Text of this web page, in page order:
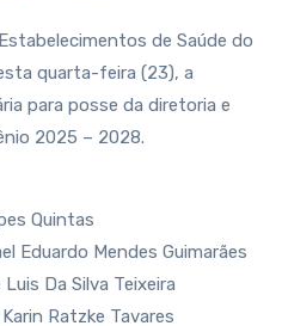
de Saúde do
quarta-feira (23), a
para posse da diretoria e
2025 – 2028.
Quintas
Eduardo Mendes Guimarães
Da Silva Teixeira
Karin Ratzke Tavares